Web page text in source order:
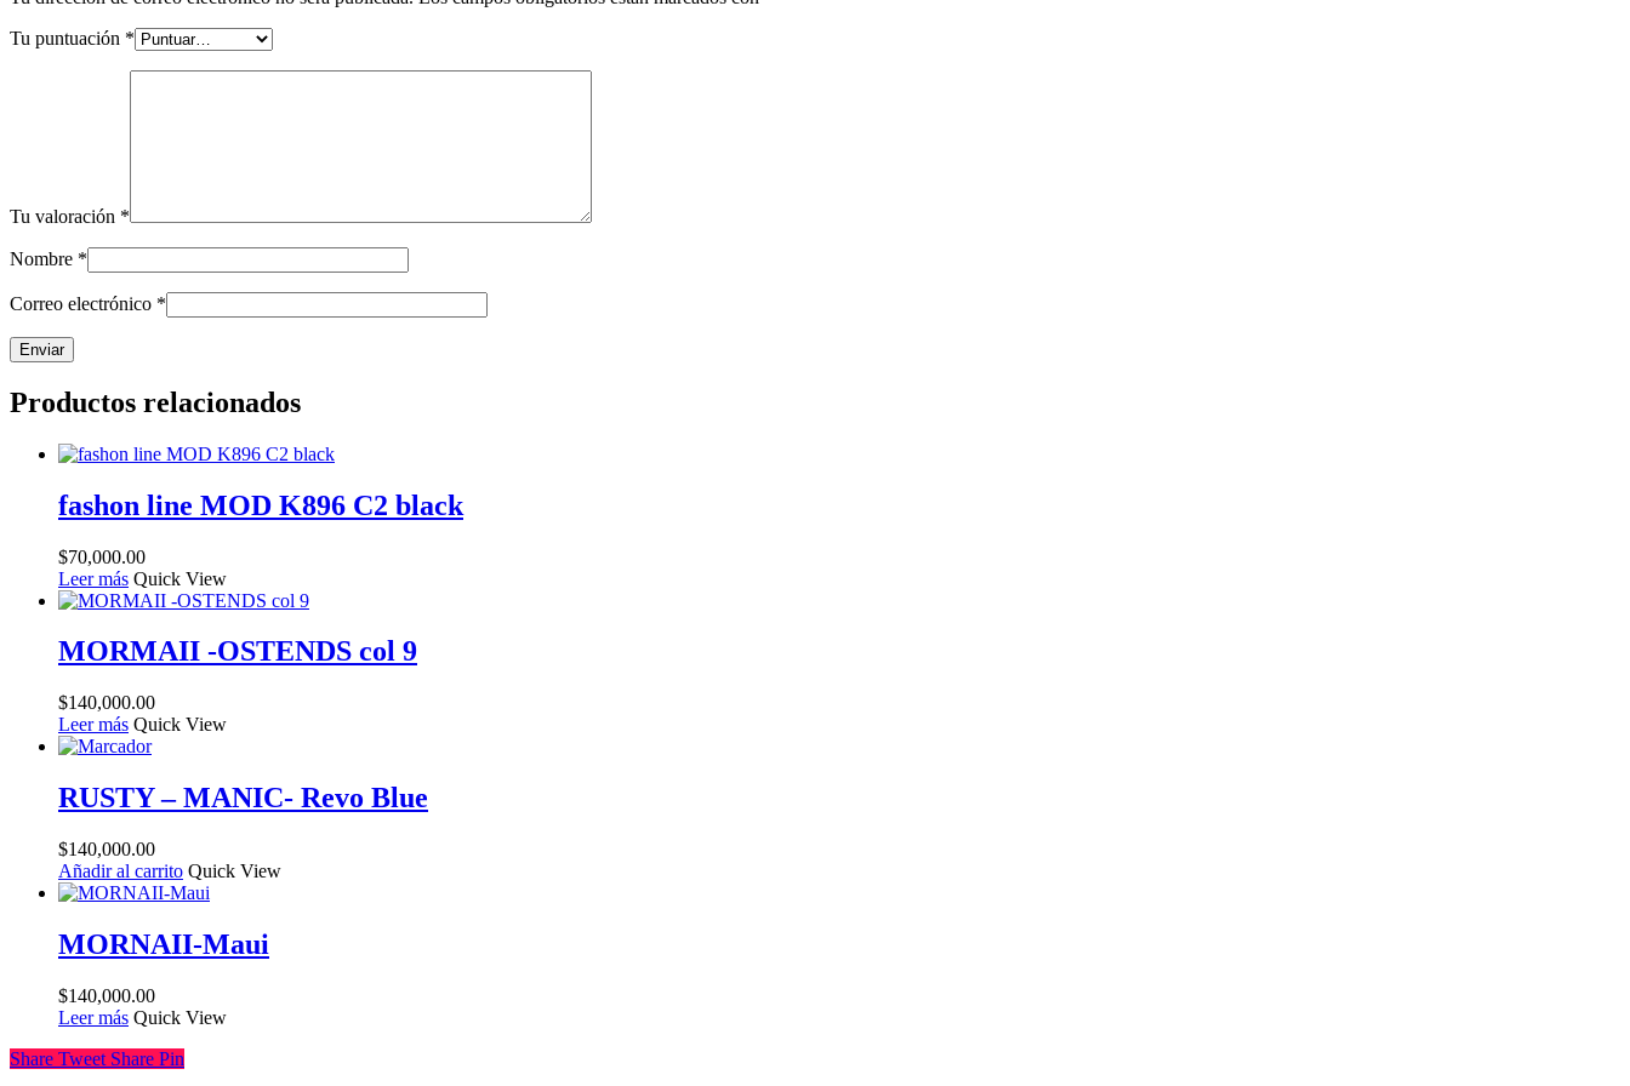
Tu puntuación *
Tu valoración *
Nombre *
Correo electrónico *
Productos relacionados
fashon line MOD K896 C2 black
$70,000.00
Leer más Quick View
MORMAII -OSTENDS col 9
$140,000.00
Leer más Quick View
RUSTY – MANIC- Revo Blue
$140,000.00
Añadir al carrito Quick View
MORNAII-Maui
$140,000.00
Leer más Quick View
Share Tweet Share Pin